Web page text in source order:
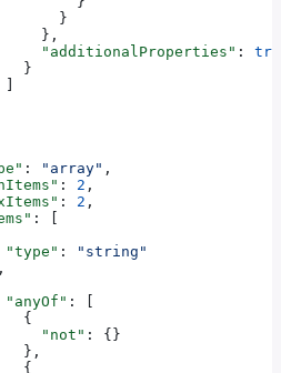
}
},
"additionalProperties"
:
}
: "array" ,
: 2 ,
: 2 ,
: [
"type"
:
"string"
"anyOf"
: [
{
"not"
: {}
},
{